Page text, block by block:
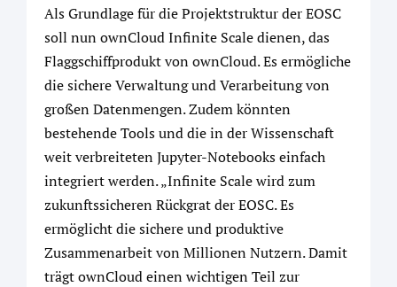
Als Grundlage für die Projektstruktur der EOSC
soll nun ownCloud Infinite Scale dienen, das
Flaggschiffprodukt von ownCloud. Es ermögliche
die sichere Verwaltung und Verarbeitung von
großen Datenmengen. Zudem könnten
bestehende Tools und die in der Wissenschaft
weit verbreiteten Jupyter-Notebooks einfach
integriert werden. „Infinite Scale wird zum
zukunftssicheren Rückgrat der EOSC. Es
ermöglicht die sichere und produktive
Zusammenarbeit von Millionen Nutzern. Damit
trägt ownCloud einen wichtigen Teil zur